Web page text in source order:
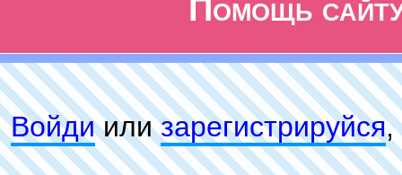
Помощь
Войдиилизарeгиcтpируйся,